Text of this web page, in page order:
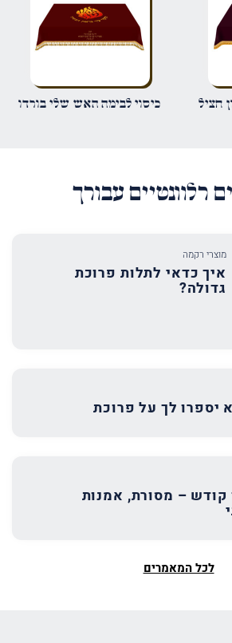
האימייל והאתר שלי לפעם הבאה שאגיב.
חציל כיסוי לבימה האש שלי בורדו
רלוונטיים עבורך
מוצרי רקמה
איך כדאי לתלות פרוכת
גדולה?
לך על פרוכת
קודש – מסורת, אמנות
לכל המאמרים